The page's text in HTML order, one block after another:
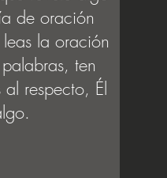
de oración
la oración
ten
respecto, Él